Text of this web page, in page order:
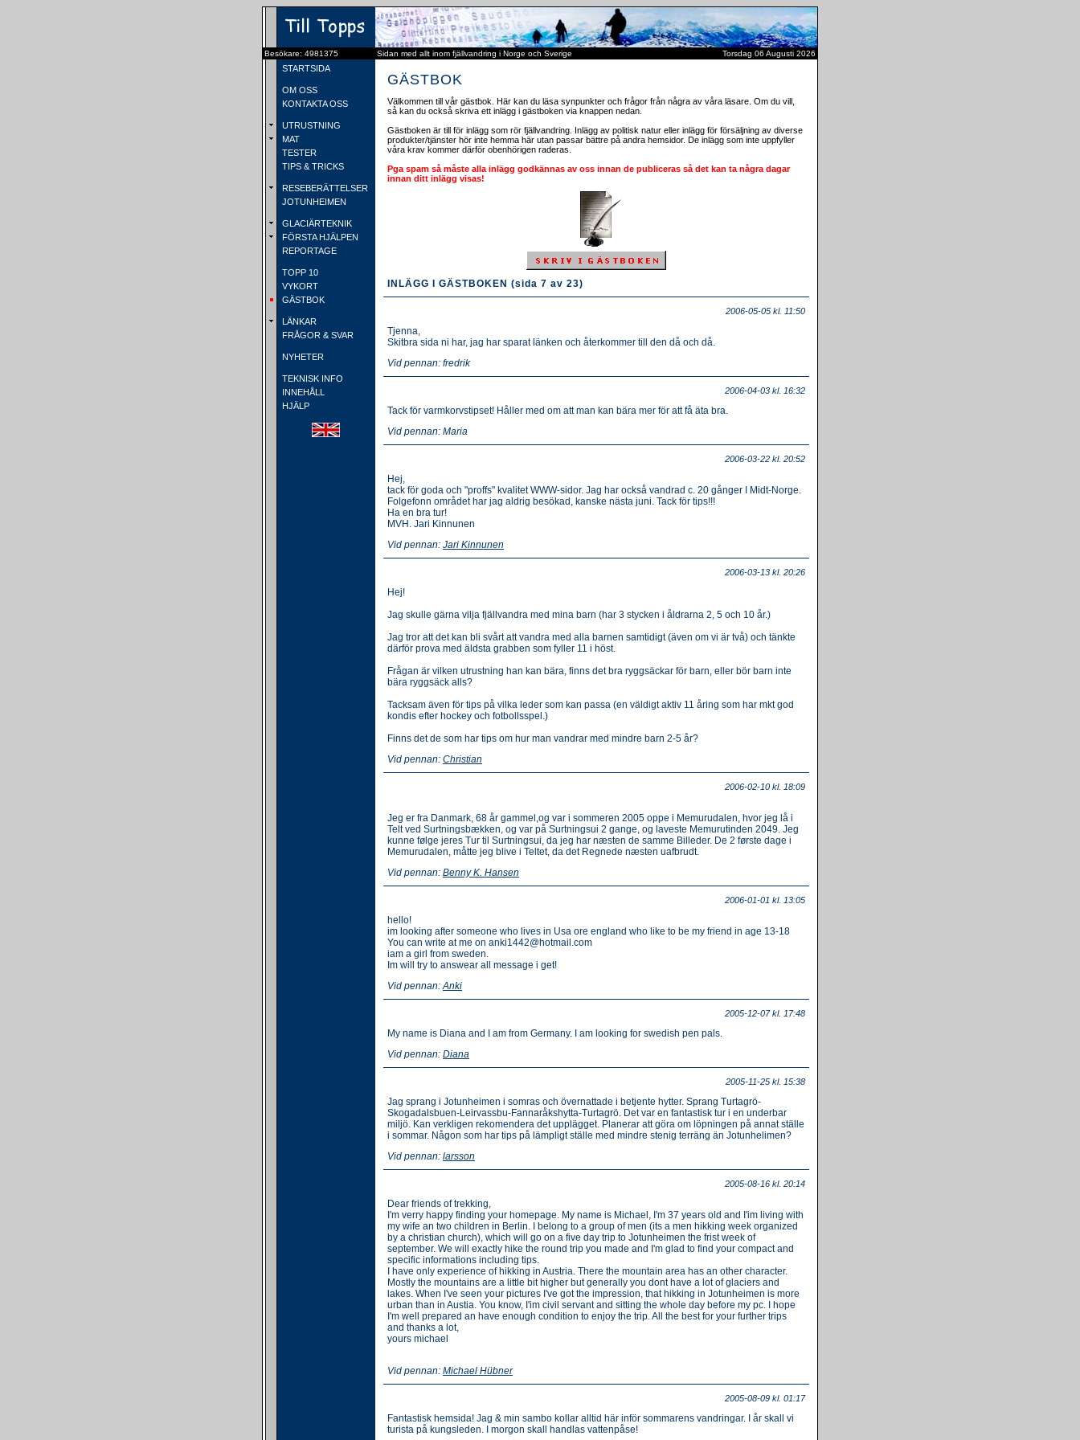
Besökare: 4981375 Sidan med allt inom fjällvandring i Norge och Sverige Torsdag 06 Augusti 2026
STARTSIDA
OM OSS
KONTAKTA OSS
UTRUSTNING
MAT
TESTER
TIPS & TRICKS
RESEBERÄTTELSER
JOTUNHEIMEN
GLACIÄRTEKNIK
FÖRSTA HJÄLPEN
REPORTAGE
TOPP 10
VYKORT
GÄSTBOK
LÄNKAR
FRÅGOR & SVAR
NYHETER
TEKNISK INFO
INNEHÅLL
HJÄLP
GÄSTBOK
Välkommen till vår gästbok. Här kan du läsa synpunkter och frågor från några av våra läsare. Om du vill,
så kan du också skriva ett inlägg i gästboken via knappen nedan.
Gästboken är till för inlägg som rör fjällvandring. Inlägg av politisk natur eller inlägg för försäljning av diverse
produkter/tjänster hör inte hemma här utan passar bättre på andra hemsidor. De inlägg som inte uppfyller
våra krav kommer därför obenhörigen raderas.
Pga spam så måste alla inlägg godkännas av oss innan de publiceras så det kan ta några dagar
innan ditt inlägg visas!
INLÄGG I GÄSTBOKEN (sida 7 av 23)
2006-05-05 kl. 11:50
Tjenna,
Skitbra sida ni har, jag har sparat länken och återkommer till den då och då.
Vid pennan: fredrik
2006-04-03 kl. 16:32
Tack för varmkorvstipset! Håller med om att man kan bära mer för att få äta bra.
Vid pennan: Maria
2006-03-22 kl. 20:52
Hej,
tack för goda och "proffs" kvalitet WWW-sidor. Jag har också vandrad c. 20 gånger I Midt-Norge.
Folgefonn området har jag aldrig besökad, kanske nästa juni. Tack för tips!!!
Ha en bra tur!
MVH. Jari Kinnunen
Vid pennan: Jari Kinnunen
2006-03-13 kl. 20:26
Hej!
Jag skulle gärna vilja fjällvandra med mina barn (har 3 stycken i åldrarna 2, 5 och 10 år.)
Jag tror att det kan bli svårt att vandra med alla barnen samtidigt (även om vi är två) och tänkte
därför prova med äldsta grabben som fyller 11 i höst.
Frågan är vilken utrustning han kan bära, finns det bra ryggsäckar för barn, eller bör barn inte
bära ryggsäck alls?
Tacksam även för tips på vilka leder som kan passa (en väldigt aktiv 11 åring som har mkt god
kondis efter hockey och fotbollsspel.)
Finns det de som har tips om hur man vandrar med mindre barn 2-5 år?
Vid pennan: Christian
2006-02-10 kl. 18:09
Jeg er fra Danmark, 68 år gammel,og var i sommeren 2005 oppe i Memurudalen, hvor jeg lå i
Telt ved Surtningsbækken, og var på Surtningsui 2 gange, og laveste Memurutinden 2049. Jeg
kunne følge jeres Tur til Surtningsui, da jeg har næsten de samme Billeder. De 2 første dage i
Memurudalen, måtte jeg blive i Teltet, da det Regnede næsten uafbrudt.
Vid pennan: Benny K. Hansen
2006-01-01 kl. 13:05
hello!
im looking after someone who lives in Usa ore england who like to be my friend in age 13-18
You can write at me on anki1442@hotmail.com
iam a girl from sweden.
Im will try to answear all message i get!
Vid pennan:Anki
2005-12-07 kl. 17:48
My name is Diana and I am from Germany. I am looking for swedish pen pals.
Vid pennan: Diana
2005-11-25 kl. 15:38
Jag sprang i Jotunheimen i somras och övernattade i betjente hytter. Sprang Turtagrö-
Skogadalsbuen-Leirvassbu-Fannaråkshytta-Turtagrö. Det var en fantastisk tur i en underbar
miljö. Kan verkligen rekomendera det upplägget. Planerar att göra om löpningen på annat ställe
i sommar. Någon som har tips på lämpligt ställe med mindre stenig terräng än Jotunhelimen?
Vid pennan: larsson
2005-08-16 kl. 20:14
Dear friends of trekking,
I'm verry happy finding your homepage. My name is Michael, I'm 37 years old and I'im living with
my wife an two children in Berlin. I belong to a group of men (its a men hikking week organized
by a christian church), which will go on a five day trip to Jotunheimen the frist week of
september. We will exactly hike the round trip you made and I'm glad to find your compact and
specific informations including tips.
I have only experience of hikking in Austria. There the mountain area has an other character.
Mostly the mountains are a little bit higher but generally you dont have a lot of glaciers and
lakes. When I've seen your pictures I've got the impression, that hikking in Jotunheimen is more
urban than in Austia. You know, I'im civil servant and sitting the whole day before my pc. I hope
I'm well prepared an have enough condition to enjoy the trip. All the best for your further trips
and thanks a lot,
yours michael
Vid pennan: Michael Hübner
2005-08-09 kl. 01:17
Fantastisk hemsida! Jag & min sambo kollar alltid här inför sommarens vandringar. I år skall vi
turista på kungsleden. I morgon skall handlas vattenpåse!